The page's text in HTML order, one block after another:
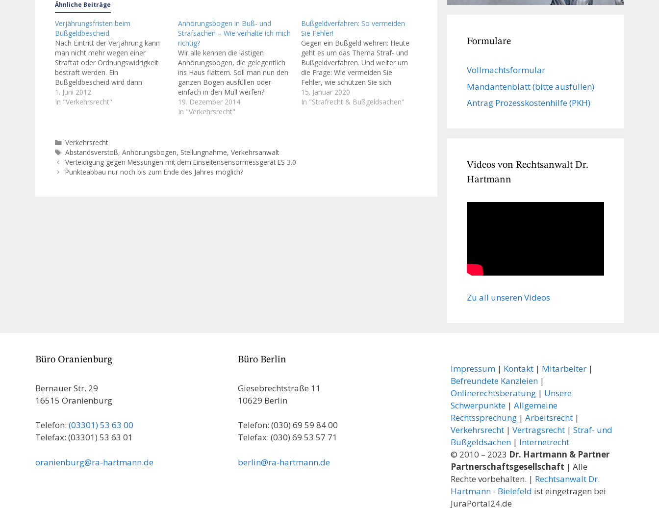
Ähnliche Beiträge
Verjährungsfristen beim
Bußgeldbescheid
Nach Eintritt der Verjährung kann
man nicht mehr wegen einer
Straftat oder Ordnungswidrigkeit
bestraft werden. Ein
Bußgeldbescheid wird dann
entweder nicht erlassen, oder man
kann erfolgreich Einspruch
festgelegt. In § 26 III
Straßenverkehrsgesetz (StVG)
findet sich für
Verkehrsordnungswidrigkeiten eine
1. Juni 2012
In "Verkehrsrecht"
Anhörungsbogen in Buß- und
Strafsachen – Wie verhalte ich mich
richtig?
Wir alle kennen die lästigen
Anhörungsbögen, die gelegentlich
ins Haus flattern. Soll man nun den
ganzen Bogen ausfüllen oder
einfach in den Müll werfen?
Zunächst ist der Betroffene nach
der Entscheidung des
Anhörungsbogen auszufüllen. Zwar
besteht die Pflicht, Angaben zu…
19. Dezember 2014
In "Verkehrsrecht"
Bußgeldverfahren: So vermeiden
Sie Fehler!
Gegen ein Bußgeld wehren: Heute
geht es um das Thema Straf- und
Bußgeldverfahren. Und weiter um
die Frage: Wie vermeiden Sie
Fehler, wie schützen Sie sich
effektiv. Meine Erfahrung: Wenn
das erste Schreiben eingeht, egal
15. Januar 2020
In "Strafrecht & Bußgeldsachen"
Kategorien
Verkehrsrecht
Schlagwörter
Abstandsverstoß,Anhörungsbogen, Stellungnahme,Verkehrsanwalt
Verteidigung gegen Messungen mit dem Einseitensensormessgerät ES 3.0
Punkteabbau nur noch bis zum Ende des Jahres möglich?
Formulare
Vollmachts­formular
Mandanten­blatt (bitte ausfüllen)
Antrag Prozesskostenhilfe (PKH)
Videos von Rechtsanwalt Dr.
Hartmann
Zu all unseren Videos
Büro Oranienburg
Bernauer Str. 29
16515 Oranienburg
Telefon: (03301) 53 63 00
Telefax: (03301) 53 63 01
oranienburg@ra-hartmann.de
Büro Berlin
Giesebrechtstraße 11
10629 Berlin
Telefon: (030) 69 59 84 00
Telefax: (030) 69 53 57 71
berlin@ra-hartmann.de
Impressum| Kontakt| Mitarbeiter|
Befreundete Kanzleien|
Onlinerechtsberatung| Unsere
Schwerpunkte| Allgemeine
Rechtssprechung| Arbeitsrecht|
Verkehrsrecht| Vertragsrecht| Straf- und
Bußgeldsachen| Internetrecht
© 2010 – 2023 Dr. Hartmann & Partner
Partnerschaftsgesellschaft | Alle
Rechte vorbehalten. | Rechtsanwalt Dr.
Hartmann - Bielefeld ist eingetragen bei
JuraPortal24.de